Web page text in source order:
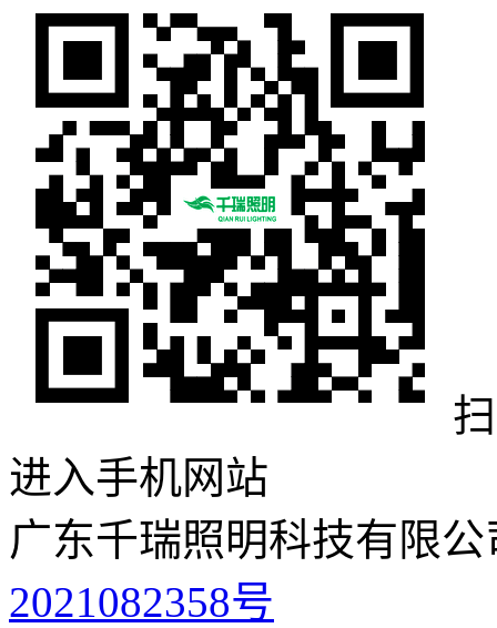
进入手机网站
广东千瑞照明科技有限
2021082358号